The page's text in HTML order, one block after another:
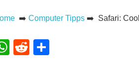
➡️ Computer Tipps➡️ Safari:
WhatsApp
Reddit